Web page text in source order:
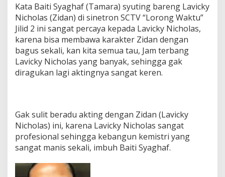
Kata Baiti Syaghaf (Tamara) syuting bareng Lavicky
Nicholas (Zidan) di sinetron SCTV “Lorong Waktu”
Jilid 2 ini sangat percaya kepada Lavicky Nicholas,
karena bisa membawa karakter Zidan dengan
bagus sekali, kan kita semua tau, Jam terbang
Lavicky Nicholas yang banyak, sehingga gak
diragukan lagi aktingnya sangat keren.
Gak sulit beradu akting dengan Zidan (Lavicky
Nicholas) ini, karena Lavicky Nicholas sangat
profesional sehingga kebangun kemistri yang
sangat manis sekali, imbuh Baiti Syaghaf.